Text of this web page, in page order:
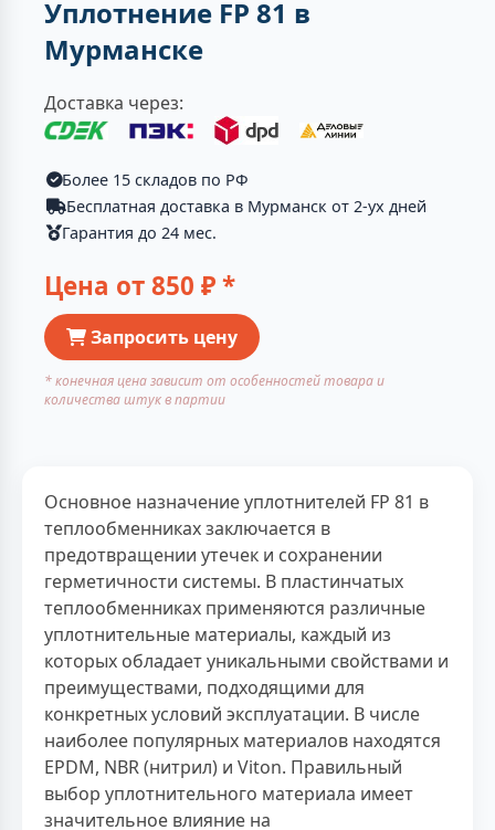
Уплотнение FP 81 в
Мурманске
Доставка через:
Более 15 складов по РФ
Бесплатная доставка в Мурманск от 2-ух дней
Гарантия до 24 мес.
Цена от850 ₽ *
Запросить цену
* конечная цена зависит от особенностей товара и
количества штук в партии
Основное назначение уплотнителей FP 81 в
теплообменниках заключается в
предотвращении утечек и сохранении
герметичности системы. В пластинчатых
теплообменниках применяются различные
уплотнительные материалы, каждый из
которых обладает уникальными свойствами и
преимуществами, подходящими для
конкретных условий эксплуатации. В числе
наиболее популярных материалов находятся
EPDM, NBR (нитрил) и Viton. Правильный
выбор уплотнительного материала имеет
значительное влияние на